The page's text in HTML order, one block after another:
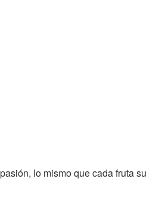
lo mismo que cada fruta su